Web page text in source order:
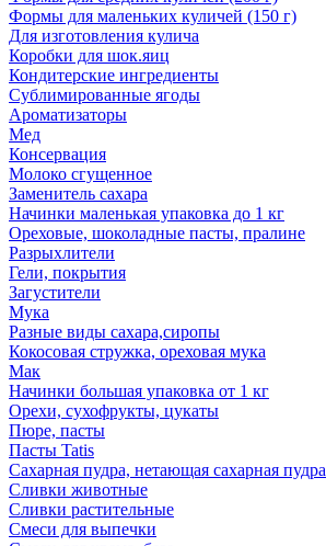
Формы для маленьких куличей (150 г)
Для изготовления кулича
Коробки для шок.яиц
Кондитерские ингредиенты
Сублимированные ягоды
Ароматизаторы
Мед
Консервация
Молоко сгущенное
Заменитель сахара
Начинки маленькая упаковка до 1 кг
Ореховые, шоколадные пасты, пралине
Разрыхлители
Гели, покрытия
Загустители
Мука
Разные виды сахара,сиропы
Кокосовая стружка, ореховая мука
Мак
Начинки большая упаковка от 1 кг
Орехи, сухофрукты, цукаты
Пюре, пасты
Пасты Tatis
Сахарная пудра, нетающая сахарная пудра
Сливки животные
Сливки растительные
Смеси для выпечки